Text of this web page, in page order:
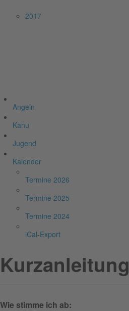
2017
Angeln
Kanu
Jugend
Kalender
Termine 2026
Termine 2025
Termine 2024
iCal-Export
Kurzanleitung
Wie stimme ich ab: